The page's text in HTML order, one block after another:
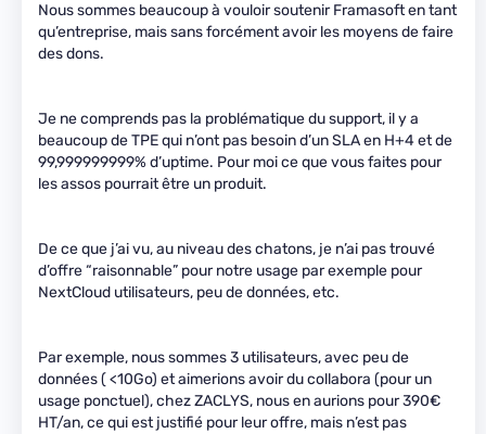
Nous sommes beaucoup à vouloir soutenir Framasoft en tant
qu’entreprise, mais sans forcément avoir les moyens de faire
des dons.
Je ne comprends pas la problématique du support, il y a
beaucoup de TPE qui n’ont pas besoin d’un SLA en H+4 et de
99,999999999% d’uptime. Pour moi ce que vous faites pour
les assos pourrait être un produit.
De ce que j’ai vu, au niveau des chatons, je n’ai pas trouvé
d’offre “raisonnable” pour notre usage par exemple pour
NextCloud utilisateurs, peu de données, etc.
Par exemple, nous sommes 3 utilisateurs, avec peu de
données ( <10Go) et aimerions avoir du collabora (pour un
usage ponctuel), chez ZACLYS, nous en aurions pour 390€
HT/an, ce qui est justifié pour leur offre, mais n’est pas